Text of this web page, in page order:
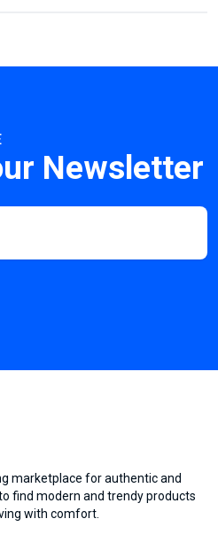
Newsletter
marketplace for authentic and
find modern and trendy products
with comfort.